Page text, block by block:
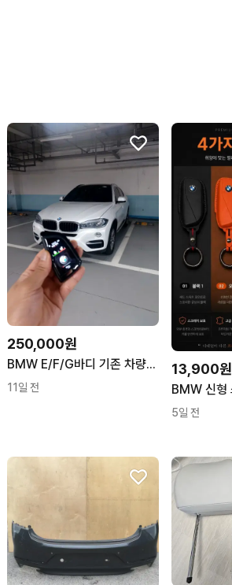
무리한 네고를 하지 않아요.
250,000원
BMW E/F/G바디 기존 차량키에서 최신형 스마트키로 업그레이드 개조
11일 전
13,900원
5일 전